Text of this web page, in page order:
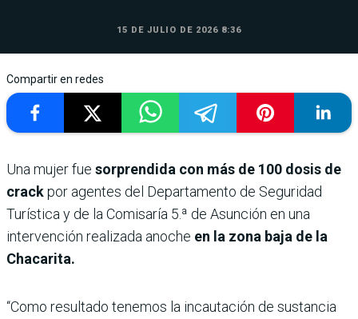
15 DE JULIO DE 2026 8:36
Compartir en redes
Una mujer fue sorprendida con más de 100 dosis de
crackpor agentes del Departamento de Seguridad
Turística y de la Comisaría 5.ª de Asunción en una
intervención realizada anoche en la zona baja de la
Chacarita.
“Como resultado tenemos la incautación de sustancia